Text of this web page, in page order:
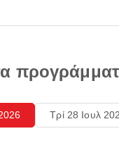
Τρί 28 Ιουλ